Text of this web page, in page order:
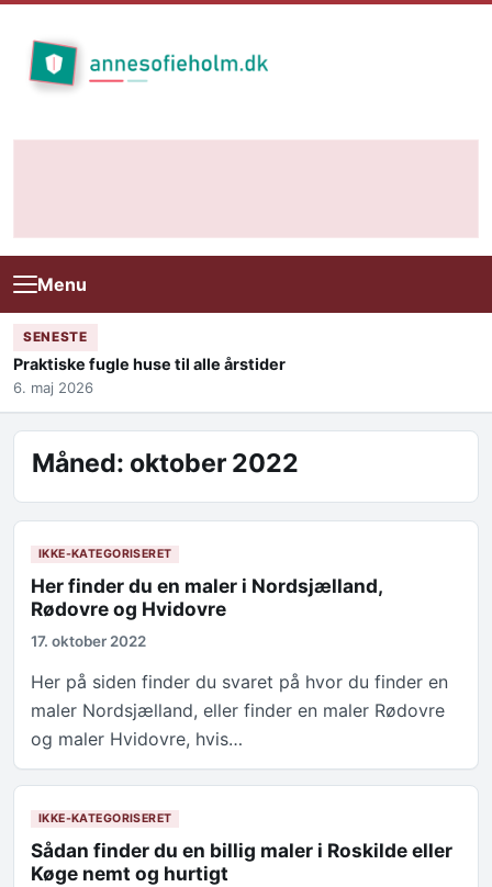
Menu
SENESTE
Praktiske fugle huse til alle årstider
6. maj 2026
Måned: oktober 2022
IKKE-KATEGORISERET
Her finder du en maler i Nordsjælland,
Rødovre og Hvidovre
17. oktober 2022
Her på siden finder du svaret på hvor du finder en
maler Nordsjælland, eller finder en maler Rødovre
og maler Hvidovre, hvis…
IKKE-KATEGORISERET
Sådan finder du en billig maler i Roskilde eller
Køge nemt og hurtigt